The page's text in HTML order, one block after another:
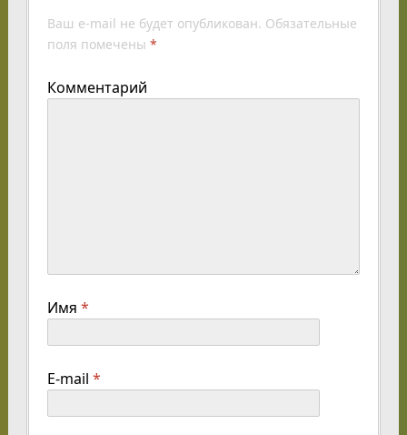
Ваш e-mail не будет опубликован. Обязательные
поля помечены *
Комментарий
Имя *
E-mail *